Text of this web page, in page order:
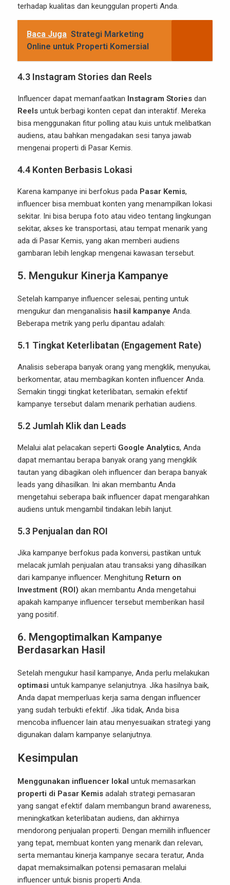
terhadap kualitas dan keunggulan properti Anda.
Baca Juga Strategi Marketing
Online untuk Properti Komersial
4.3 Instagram Stories dan Reels
Influencer dapat memanfaatkan Instagram Stories dan
Reels untuk berbagi konten cepat dan interaktif. Mereka
bisa menggunakan fitur polling atau kuis untuk melibatkan
audiens, atau bahkan mengadakan sesi tanya jawab
mengenai properti di Pasar Kemis.
4.4 Konten Berbasis Lokasi
Karena kampanye ini berfokus pada Pasar Kemis,
influencer bisa membuat konten yang menampilkan lokasi
sekitar. Ini bisa berupa foto atau video tentang lingkungan
sekitar, akses ke transportasi, atau tempat menarik yang
ada di Pasar Kemis, yang akan memberi audiens
gambaran lebih lengkap mengenai kawasan tersebut.
5. Mengukur Kinerja Kampanye
Setelah kampanye influencer selesai, penting untuk
mengukur dan menganalisis hasil kampanye Anda.
Beberapa metrik yang perlu dipantau adalah:
5.1 Tingkat Keterlibatan (Engagement Rate)
Analisis seberapa banyak orang yang mengklik, menyukai,
berkomentar, atau membagikan konten influencer Anda.
Semakin tinggi tingkat keterlibatan, semakin efektif
kampanye tersebut dalam menarik perhatian audiens.
5.2 Jumlah Klik dan Leads
Melalui alat pelacakan seperti Google Analytics, Anda
dapat memantau berapa banyak orang yang mengklik
tautan yang dibagikan oleh influencer dan berapa banyak
leads yang dihasilkan. Ini akan membantu Anda
mengetahui seberapa baik influencer dapat mengarahkan
audiens untuk mengambil tindakan lebih lanjut.
5.3 Penjualan dan ROI
Jika kampanye berfokus pada konversi, pastikan untuk
melacak jumlah penjualan atau transaksi yang dihasilkan
dari kampanye influencer. Menghitung Return on
Investment (ROI) akan membantu Anda mengetahui
apakah kampanye influencer tersebut memberikan hasil
yang positif.
6. Mengoptimalkan Kampanye
Berdasarkan Hasil
Setelah mengukur hasil kampanye, Anda perlu melakukan
optimasi untuk kampanye selanjutnya. Jika hasilnya baik,
Anda dapat memperluas kerja sama dengan influencer
yang sudah terbukti efektif. Jika tidak, Anda bisa
mencoba influencer lain atau menyesuaikan strategi yang
digunakan dalam kampanye selanjutnya.
Kesimpulan
Menggunakan influencer lokal untuk memasarkan
properti di Pasar Kemis adalah strategi pemasaran
yang sangat efektif dalam membangun brand awareness,
meningkatkan keterlibatan audiens, dan akhirnya
mendorong penjualan properti. Dengan memilih influencer
yang tepat, membuat konten yang menarik dan relevan,
serta memantau kinerja kampanye secara teratur, Anda
dapat memaksimalkan potensi pemasaran melalui
influencer untuk bisnis properti Anda.